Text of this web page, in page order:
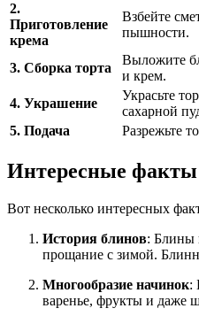
2.
Приготовление
крема
Взбейте
пышности.
3. Сборка торта
Выложите
и крем.
4. Украшение
Украсьте
сахарной
5. Подача
Разрежьте
Интересные факты
Вот несколько интересных
История блинов: Блины
прощание с зимой.
Многообразие начинок:
варенье, фрукты и даже